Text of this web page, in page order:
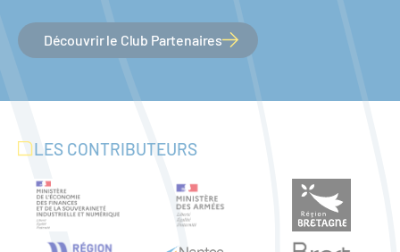
Découvrir le Club Partenaires
LES CONTRIBUTEURS